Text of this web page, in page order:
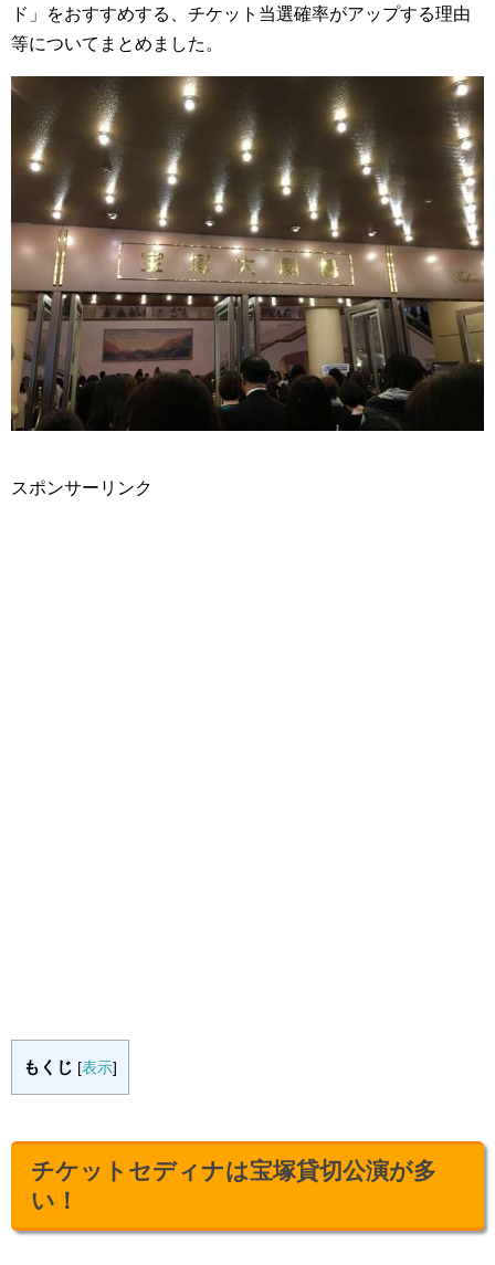
ド」をおすすめする、チケット当選確率がアップする理由
等についてまとめました。
スポンサーリンク
もくじ [表示]
チケットセディナは宝塚貸切公演が多
い！